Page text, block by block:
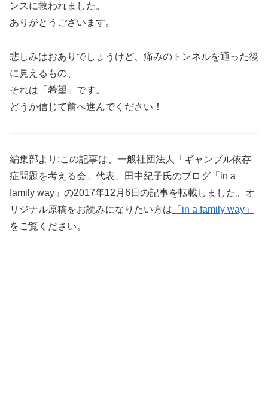
ンスに救われました。
ありがとうございます。
悲しみはおありでしょうけど、痛みのトンネルを通った後
に見えるもの、
それは「希望」です。
どうか信じて前へ進んでください！
編集部より:この記事は、一般社団法人「ギャンブル依存
症問題を考える会」代表、田中紀子氏のブログ「in a
family way」の2017年12月6日の記事を転載しました。オ
リジナル原稿をお読みになりたい方は 「in a family way」
をご覧ください。